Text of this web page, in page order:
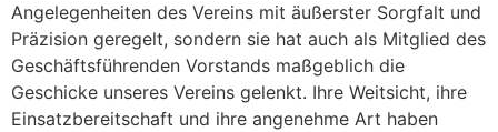
Angelegenheiten des Vereins mit äußerster Sorgfalt und
Präzision geregelt, sondern sie hat auch als Mitglied des
Geschäftsführenden Vorstands maßgeblich die
Geschicke unseres Vereins gelenkt. Ihre Weitsicht, ihre
Einsatzbereitschaft und ihre angenehme Art haben